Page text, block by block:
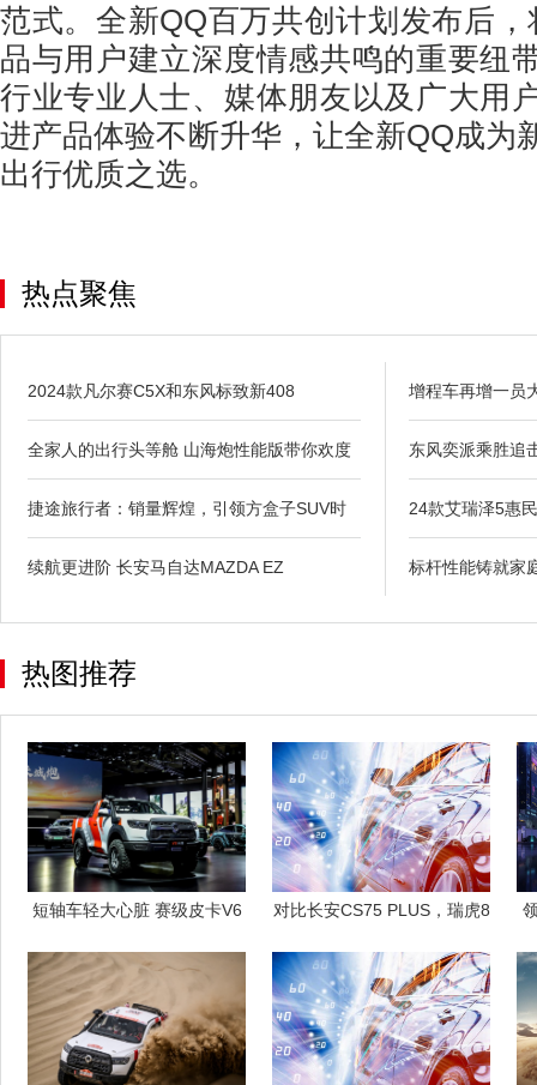
范式。全新QQ百万共创计划发布后
品与用户建立深度情感共鸣的重要纽
行业专业人士、媒体朋友以及广大用
进产品体验不断升华，让全新QQ成为
出行优质之选。
热点聚焦
2024款凡尔赛C5X和东风标致新408
全家人的出行头等舱 山海炮性能版带你欢度
捷途旅行者：销量辉煌，引领方盒子SUV时
续航更进阶 长安马自达MAZDA EZ
增程车再增一员
东风奕派乘胜追
24款艾瑞泽5惠
标杆性能铸就家
热图推荐
短轴车轻大心脏 赛级皮卡V6
对比长安CS75 PLUS，瑞虎8